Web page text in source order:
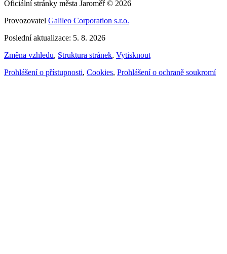
Oficiální stránky města Jaroměř © 2026
Provozovatel Galileo Corporation s.r.o.
Poslední aktualizace: 5. 8. 2026
Změna vzhledu, Struktura stránek, Vytisknout
Prohlášení o přístupnosti, Cookies, Prohlášení o ochraně soukromí